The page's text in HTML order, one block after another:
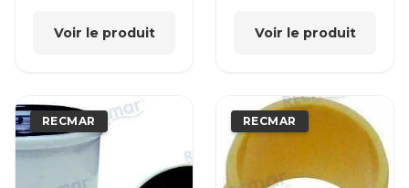
Voir le produit Voir le produit
RECMAR RECMAR